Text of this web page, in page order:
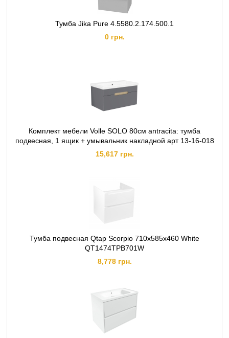
Тумба Jika Pure 4.5580.2.174.500.1
0 грн.
Комплект мебели Volle SOLO 80см antracita: тумба
подвесная, 1 ящик + умывальник накладной арт 13-16-018
15,617 грн.
Тумба подвесная Qtap Scorpio 710х585х460 White
QT1474TPВ701W
8,778 грн.